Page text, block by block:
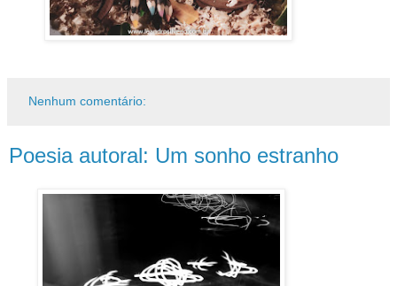
Nenhum comentário:
Poesia autoral: Um sonho estranho